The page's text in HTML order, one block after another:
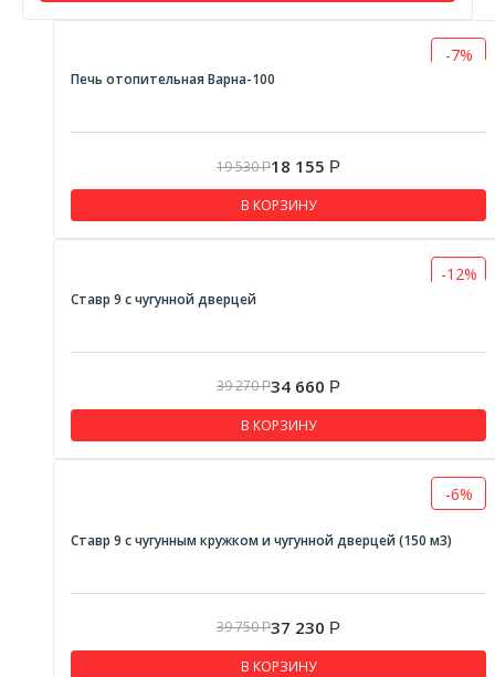
-7%
Печь отопительная Варна-100
19 530Р18 155 Р
В КОРЗИНУ
-12%
Ставр 9 с чугунной дверцей
39 270Р34 660 Р
В КОРЗИНУ
-6%
Ставр 9 с чугунным кружком и чугунной дверцей (150 м3)
39 750Р37 230 Р
В КОРЗИНУ